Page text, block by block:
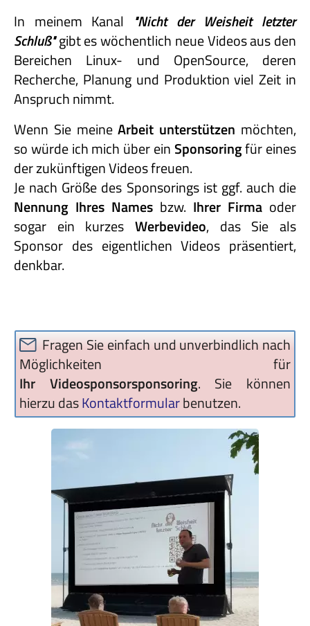
In meinem Kanal "Nicht der Weisheit letzter
Schluß"gibt es wöchentlich neue Videos aus den
Bereichen Linux- und OpenSource, deren
Recherche, Planung und Produktion viel Zeit in
Anspruch nimmt.
Wenn Sie meineArbeit unterstützen möchten,
so würde ich mich über einSponsoringfür eines
der zukünftigen Videos freuen.
Je nach Größe des Sponsorings ist ggf. auch die
Nennung Ihres Names bzw. Ihrer Firma oder
sogar ein kurzes Werbevideo, das Sie als
Sponsor des eigentlichen Videos präsentiert,
denkbar.
Fragen Sie einfach und unverbindlich nach
Möglichkeiten für
Ihr Videosponsorsponsoring. Sie können
hierzu dasKontaktformularbenutzen.